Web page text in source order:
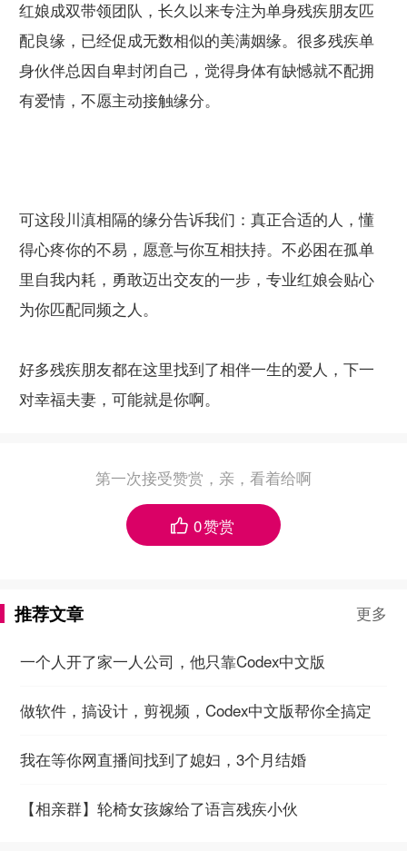
红娘成双带领团队，长久以来专注为单身残疾朋友匹
配良缘，已经促成无数相似的美满姻缘。很多残疾单
身伙伴总因自卑封闭自己，觉得身体有缺憾就不配拥
有爱情，不愿主动接触缘分。
可这段川滇相隔的缘分告诉我们：真正合适的人，懂
得心疼你的不易，愿意与你互相扶持。不必困在孤单
里自我内耗，勇敢迈出交友的一步，专业红娘会贴心
为你匹配同频之人。
好多残疾朋友都在这里找到了相伴一生的爱人，下一
对幸福夫妻，可能就是你啊。
第一次接受赞赏，亲，看着给啊
 0赞赏
推荐文章 更多
一个人开了家一人公司，他只靠Codex中文版
做软件，搞设计，剪视频，Codex中文版帮你全搞定
我在等你网直播间找到了媳妇，3个月结婚
【相亲群】轮椅女孩嫁给了语言残疾小伙